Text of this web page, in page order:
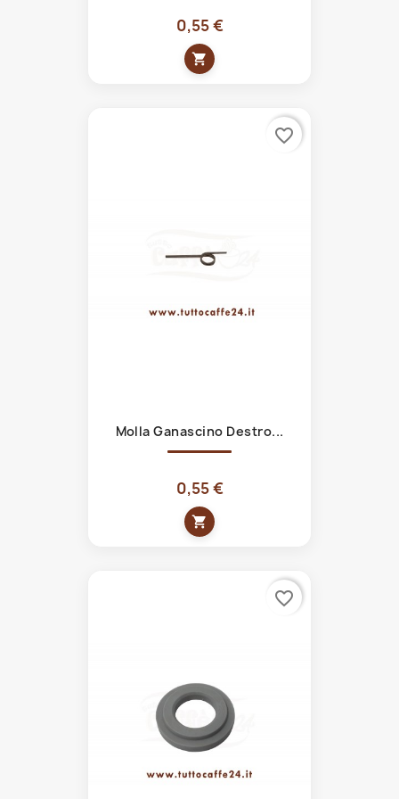
0,55 €
shopping_cart
Molla Ganascino Destro...
0,55 €
shopping_cart
favorite_border
favorite_border